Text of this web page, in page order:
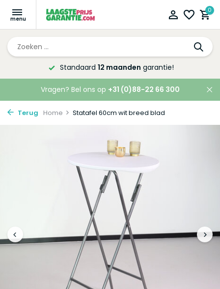
0
Altijd de laagsteprijsgarantie!
Vragen? Bel ons op +31 (0)88-22 66 300
Terug Home Statafel 60cm wit breed blad